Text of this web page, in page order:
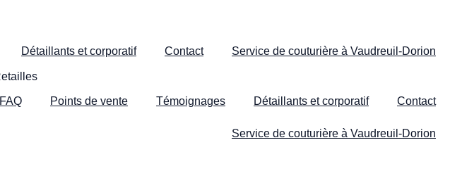
Détaillants et corporatif Contact Service de couturière à Vaudreuil-Dorion
FAQ Points de vente Témoignages Détaillants et corporatif Contact
Service de couturière à Vaudreuil-Dorion